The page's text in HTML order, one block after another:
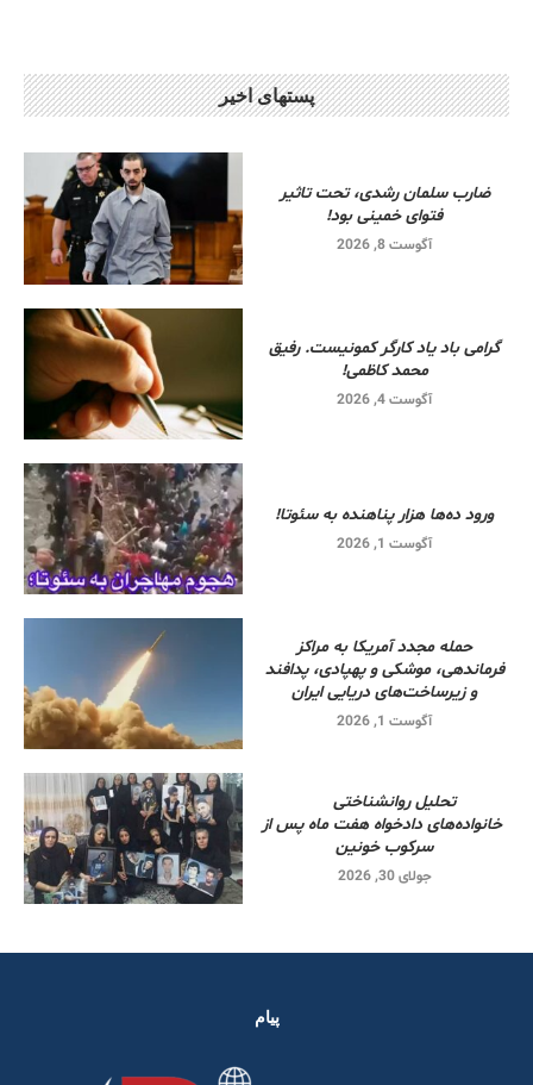
پستهای اخیر
ضارب سلمان رشدی، تحت تاثیر
فتوای خمینی بود!
آگوست 8, 2026
گرامی باد یاد کارگر کمونیست. رفیق
محمد کاظمی!
آگوست 4, 2026
ورود ده‌ها هزار پناهنده به سئوتا!
آگوست 1, 2026
حمله مجدد آمریکا به مراکز
فرماندهی، موشکی و پهپادی، پدافند
و زیرساخت‌های دریایی ایران
آگوست 1, 2026
تحلیل روانشناختی
خانواده‌های دادخواه هفت ماه پس از
سرکوب خونین
جولای 30, 2026
پیام